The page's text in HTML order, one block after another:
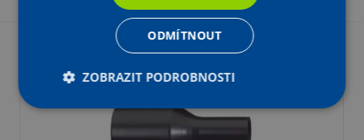
ODMÍTNOUT
ZOBRAZIT PODROBNOSTI